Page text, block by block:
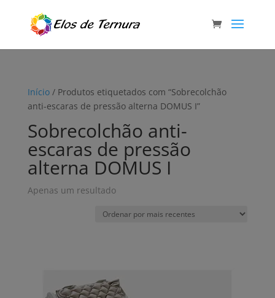
Início/ Produtos etiquetados com “Sobrecolchão
anti-escaras de pressão alterna DOMUS I”
Sobrecolchão anti-
escaras de pressão
alterna DOMUS I
Apenas um resultado